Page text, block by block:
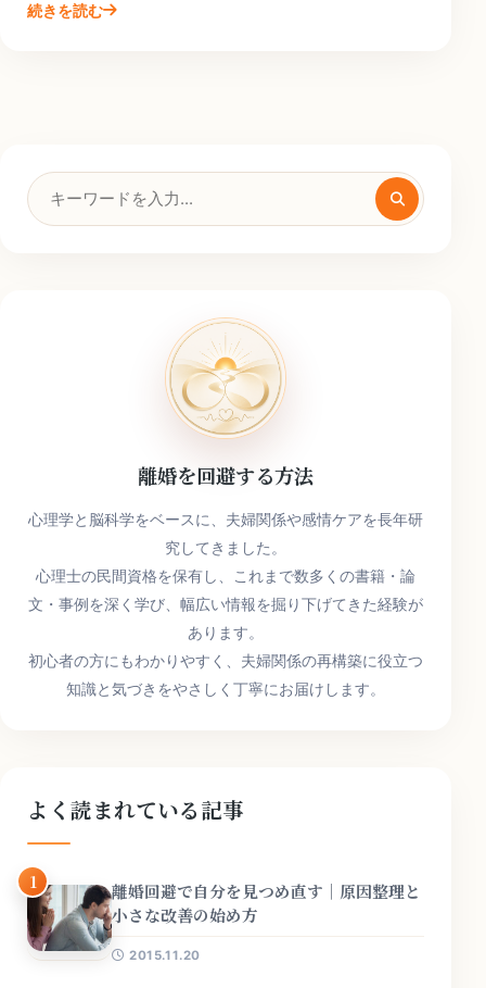
続きを読む
検
索
離婚を回避する方法
心理学と脳科学をベースに、夫婦関係や感情ケアを長年研
究してきました。
心理士の民間資格を保有し、これまで数多くの書籍・論
文・事例を深く学び、幅広い情報を掘り下げてきた経験が
あります。
初心者の方にもわかりやすく、夫婦関係の再構築に役立つ
知識と気づきをやさしく丁寧にお届けします。
よく読まれている記事
1
離婚回避で自分を見つめ直す｜原因整理と
小さな改善の始め方
2015.11.20